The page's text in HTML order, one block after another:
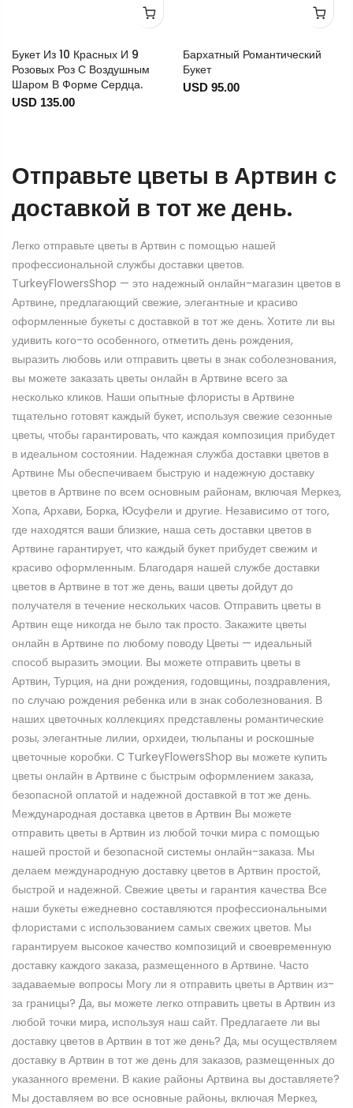
Букет Из 10 Красных И 9
Розовых Роз С Воздушным
Шаром В Форме Сердца.
USD 135.00
Бархатный Романтический
Букет
USD 95.00
Отправьте цветы в Артвин с
доставкой в тот же день.
Легко отправьте цветы в Артвин с помощью нашей
профессиональной службы доставки цветов.
TurkeyFlowersShop — это надежный онлайн-магазин цветов в
Артвине, предлагающий свежие, элегантные и красиво
оформленные букеты с доставкой в тот же день. Хотите ли вы
удивить кого-то особенного, отметить день рождения,
выразить любовь или отправить цветы в знак соболезнования,
вы можете заказать цветы онлайн в Артвине всего за
несколько кликов. Наши опытные флористы в Артвине
тщательно готовят каждый букет, используя свежие сезонные
цветы, чтобы гарантировать, что каждая композиция прибудет
в идеальном состоянии. Надежная служба доставки цветов в
Артвине Мы обеспечиваем быструю и надежную доставку
цветов в Артвине по всем основным районам, включая Меркез,
Хопа, Архави, Борка, Юсуфели и другие. Независимо от того,
где находятся ваши близкие, наша сеть доставки цветов в
Артвине гарантирует, что каждый букет прибудет свежим и
красиво оформленным. Благодаря нашей службе доставки
цветов в Артвине в тот же день, ваши цветы дойдут до
получателя в течение нескольких часов. Отправить цветы в
Артвин еще никогда не было так просто. Закажите цветы
онлайн в Артвине по любому поводу Цветы — идеальный
способ выразить эмоции. Вы можете отправить цветы в
Артвин, Турция, на дни рождения, годовщины, поздравления,
по случаю рождения ребенка или в знак соболезнования. В
наших цветочных коллекциях представлены романтические
розы, элегантные лилии, орхидеи, тюльпаны и роскошные
цветочные коробки. С TurkeyFlowersShop вы можете купить
цветы онлайн в Артвине с быстрым оформлением заказа,
безопасной оплатой и надежной доставкой в тот же день.
Международная доставка цветов в Артвин Вы можете
отправить цветы в Артвин из любой точки мира с помощью
нашей простой и безопасной системы онлайн-заказа. Мы
делаем международную доставку цветов в Артвин простой,
быстрой и надежной. Свежие цветы и гарантия качества Все
наши букеты ежедневно составляются профессиональными
флористами с использованием самых свежих цветов. Мы
гарантируем высокое качество композиций и своевременную
доставку каждого заказа, размещенного в Артвине. Часто
задаваемые вопросы Могу ли я отправить цветы в Артвин из-
за границы? Да, вы можете легко отправить цветы в Артвин из
любой точки мира, используя наш сайт. Предлагаете ли вы
доставку цветов в Артвин в тот же день? Да, мы осуществляем
доставку в Артвин в тот же день для заказов, размещенных до
указанного времени. В какие районы Артвина вы доставляете?
Мы доставляем во все основные районы, включая Меркез,